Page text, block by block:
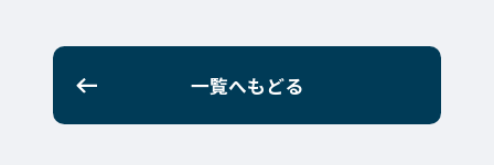
NEWS&TOPICS一覧へもどる